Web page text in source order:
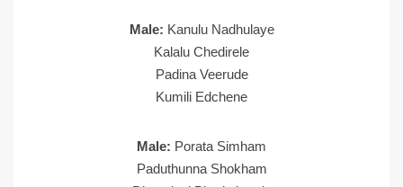
Male: Kanulu Nadhulaye
Kalalu Chedirele
Padina Veerude
Kumili Edchene
Male: Porata Simham
Paduthunna Shokham